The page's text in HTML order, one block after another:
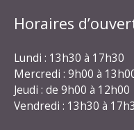
Horaires
Lundi : 13h30 à 17h30
Mercredi : 9h00 à
Jeudi : de 9h00 à 12h00
Vendredi : 13h30 à